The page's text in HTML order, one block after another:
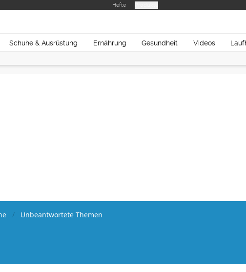
Hefte
Schuhe & Ausrüstung Ernährung Gesundheit Videos
Unbeantwortete Themen